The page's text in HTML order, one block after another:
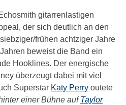
gitarrenlastigen
der sich deutlich an den
frühen achtziger Jahre
beweist die Band ein
Hooklines. Der energische
überzeugt dabei mit viel
Superstar Katy Perry outete
einer Bühne aufTaylor